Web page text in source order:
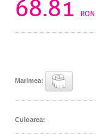
68.81 RON
Marimea:
Culoarea: